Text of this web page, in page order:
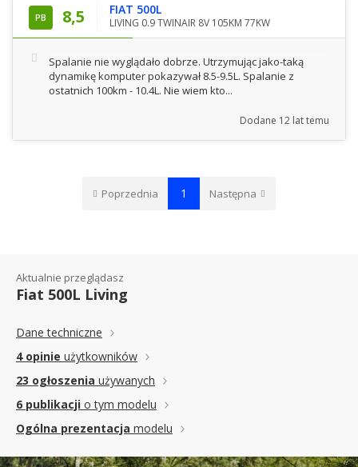
PB 8,5 FIAT 500L
LIVING 0.9 TWINAIR 8V 105KM 77KW
Spalanie nie wyglądało dobrze. Utrzymując jako-taką
dynamikę komputer pokazywał 8.5-9.5L. Spalanie z
ostatnich 100km - 10.4L. Nie wiem kto...
Dodane 12 lat temu
Poprzednia 1 Następna
Aktualnie przeglądasz
Fiat 500L Living
Dane techniczne
4 opinie użytkowników
23 ogłoszenia używanych
6 publikacji o tym modelu
Ogólna prezentacja modelu